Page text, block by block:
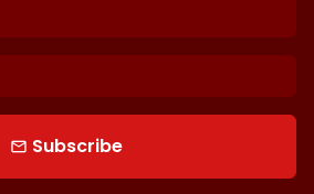
email Subscribe